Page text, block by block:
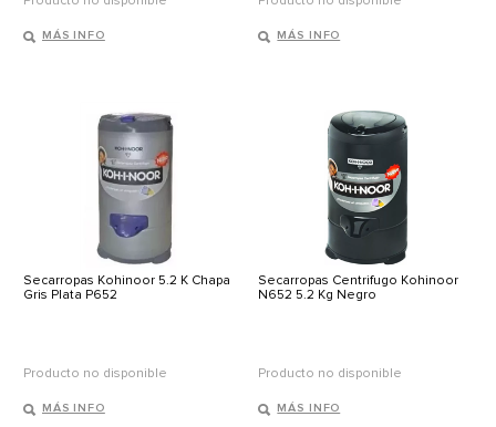
MÁS INFO MÁS INFO
Secarropas Kohinoor 5.2 K Chapa
Gris Plata P652
Producto no disponible
MÁS INFO
Secarropas Centrifugo Kohinoor
N652 5.2 Kg Negro
Producto no disponible
MÁS INFO